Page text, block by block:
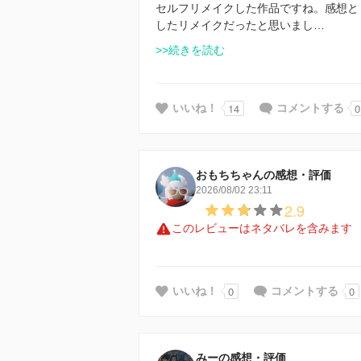
セルフリメイクした作品ですね。感想
したリメイクだったと思いまし…
>>続きを読む
いいね！ 14 コメントする 0
おもちちゃんの感想・評価
2026/08/02 23:11
2.9
このレビューはネタバレを含みます
いいね！ 0 コメントする 0
みーの感想・評価